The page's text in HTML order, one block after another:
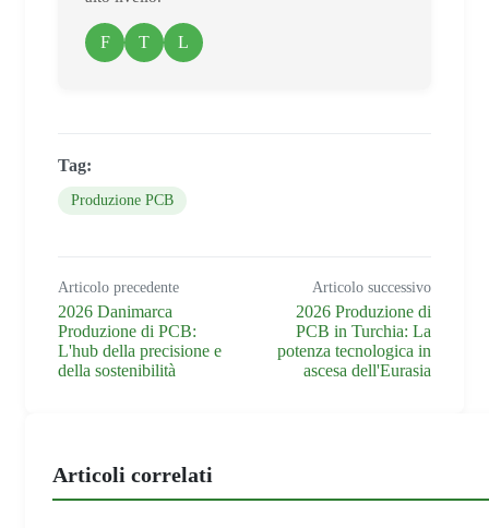
F T L
Tag:
Produzione PCB
Articolo precedente
2026 Danimarca
Produzione di PCB:
L'hub della precisione e
della sostenibilità
Articolo successivo
2026 Produzione di
PCB in Turchia: La
potenza tecnologica in
ascesa dell'Eurasia
Articoli correlati